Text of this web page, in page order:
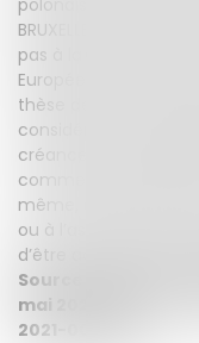
BRUXELLES I Bis,
pas à la société
Européenne, dans
thèse de la
considérant, sans
créances vendues
commerciales la
même, que la
ou à l’assuré, et que
d’être accordée à
Source : Cour de
mai 2021, Affaire n°
2021-008056